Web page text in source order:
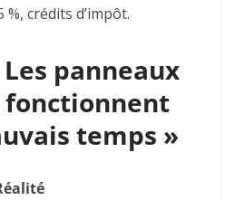
%, crédits d’impôt.
panneaux
fonctionnent
temps »